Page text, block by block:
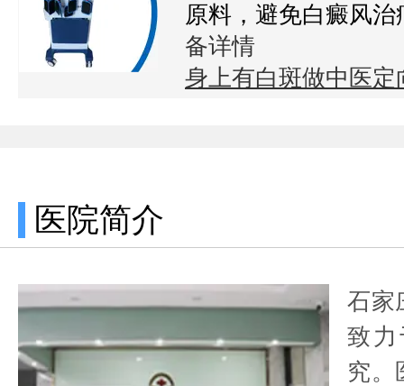
原料，避免白癜风治
备详情
身上有白斑做中医定
医院简介
石家
致
究。